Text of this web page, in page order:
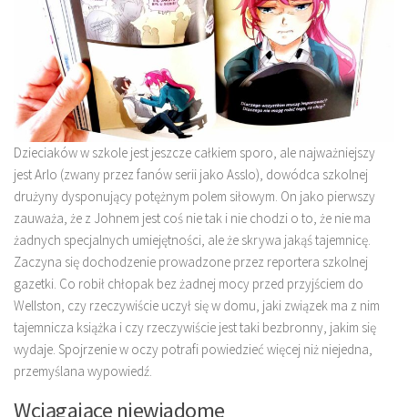
Dzieciaków w szkole jest jeszcze całkiem sporo, ale najważniejszy
jest Arlo (zwany przez fanów serii jako Asslo), dowódca szkolnej
drużyny dysponujący potężnym polem siłowym. On jako pierwszy
zauważa, że z Johnem jest coś nie tak i nie chodzi o to, że nie ma
żadnych specjalnych umiejętności, ale że skrywa jakąś tajemnicę.
Zaczyna się dochodzenie prowadzone przez reportera szkolnej
gazetki. Co robił chłopak bez żadnej mocy przed przyjściem do
Wellston, czy rzeczywiście uczył się w domu, jaki związek ma z nim
tajemnicza książka i czy rzeczywiście jest taki bezbronny, jakim się
wydaje. Spojrzenie w oczy potrafi powiedzieć więcej niż niejedna,
przemyślana wypowiedź.
Wciągające niewiadome